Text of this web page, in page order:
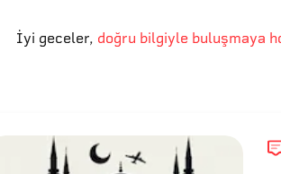
İyi geceler, doğru bilgiyle buluşmaya